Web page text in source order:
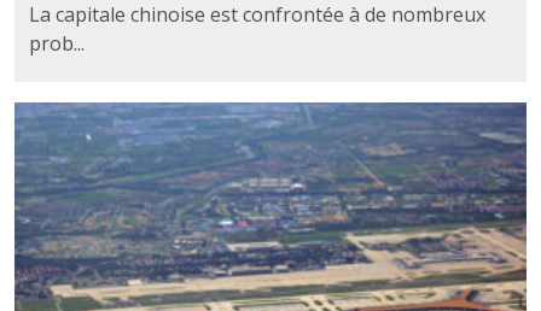
La capitale chinoise est confrontée à de nombreux
prob...